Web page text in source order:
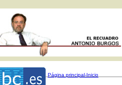
Página principal-Inicio